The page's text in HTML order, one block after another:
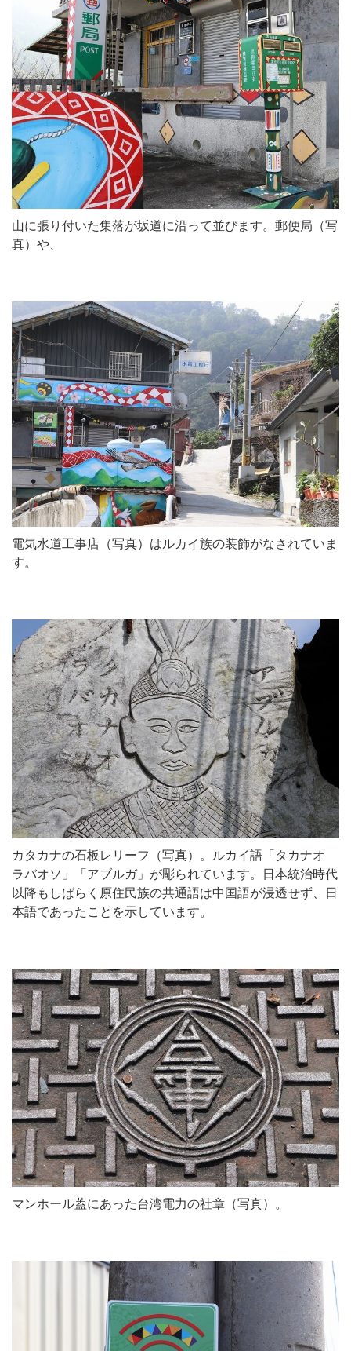
山に張り付いた集落が坂道に沿って並びます。郵便局（写
真）や、
電気水道工事店（写真）はルカイ族の装飾がなされていま
す。
カタカナの石板レリーフ（写真）。ルカイ語「タカナオ
ラバオソ」「アブルガ」が彫られています。日本統治時代
以降もしばらく原住民族の共通語は中国語が浸透せず、日
本語であったことを示しています。
マンホール蓋にあった台湾電力の社章（写真）。